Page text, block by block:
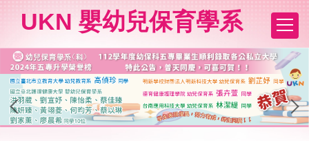
要
內
容
區
UKN 嬰幼兒保育學系